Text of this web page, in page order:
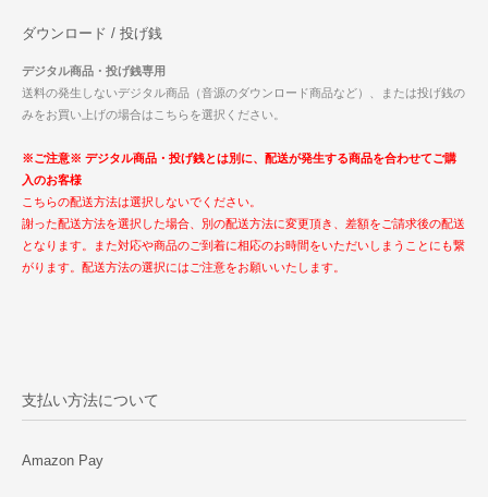
ダウンロード / 投げ銭
デジタル商品・投げ銭専用
送料の発生しないデジタル商品（音源のダウンロード商品など）、または投げ銭の
みをお買い上げの場合はこちらを選択ください。
※ご注意※ デジタル商品・投げ銭とは別に、配送が発生する商品を合わせてご購
入のお客様
こちらの配送方法は選択しないでください。
謝った配送方法を選択した場合、別の配送方法に変更頂き、差額をご請求後の配送
となります。また対応や商品のご到着に相応のお時間をいただいしまうことにも繋
がります。配送方法の選択にはご注意をお願いいたします。
支払い方法について
Amazon Pay